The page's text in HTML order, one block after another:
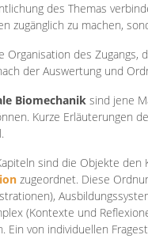
des Themas
zugänglich zu machen,
Organisation des
der Auswertung und
Biomechanik sind jene
Kurze Erläuterungen
sind die Objekte den
zugeordnet. Diese
(Kontexte und
Ein von individuellen